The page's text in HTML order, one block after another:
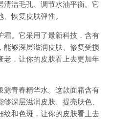
清洁毛孔、调节水油平衡。它
恢复皮肤弹性。
霜。它采用了最新科技，含有
能够深层滋润皮肤、修复受损
老，让你的皮肤看上去更加年
源青春精华水。这款面霜含有
深层滋润皮肤、提亮肤色、
纹和色斑，让你的皮肤看上去